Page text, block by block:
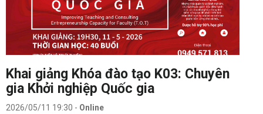
Khai giảng Khóa đào tạo K03: Chuyên
gia Khởi nghiệp Quốc gia
2026/05/11 19:30 - Online